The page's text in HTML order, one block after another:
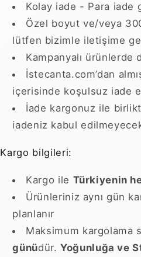
Kolay iade - Para iade
Özel boyut ve/veya
lütfen bizimle iletişime
Kampanyalı ürünlerde
İstecanta.com’dan
içerisinde koşulsuz iade
İade kargonuz ile
iadeniz kabul
Kargo bilgileri:
Kargo ile Türkiyenin
Ürünleriniz aynı gün
planlanır
Maksimum kargolama
günüdür.Yoğunluğa ve